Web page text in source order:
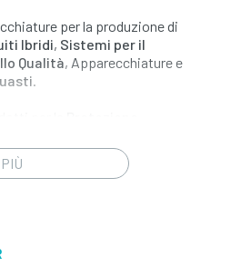
per la produzione di
Ibridi, Sistemi per il
Qualità, Apparecchiature e
.
Scientifica.